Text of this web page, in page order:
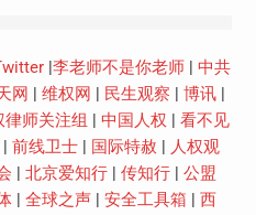
| 李老师不是你老师| 中共
网 维权网 民生观察 博讯|
师关注组 中国人权
看不见
前线卫士| 国际特赦
人权观
北京爱知行| 传知行| 公盟
| 全球之声| 安全工具箱
西